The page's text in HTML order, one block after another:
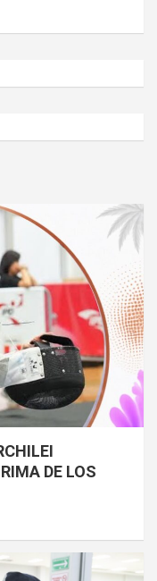
DE LOS